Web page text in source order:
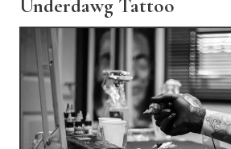
Underdawg Tattoo